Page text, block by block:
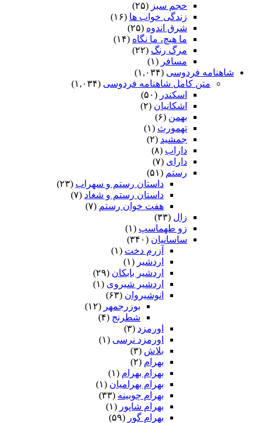
حجم سبز (۲۵)
زندگی خواب ها (۱۶)
شرق اندوه (۲۵)
ما هیچ، ما نگاه (۱۴)
مرگ رنگ (۲۲)
مسافر (۱)
شاهنامه فردوسی (۱,۰۳۴)
متن کامل شاهنامه فردوسی (۱,۰۳۴)
اسکندر (۵۰)
اشکانیان (۲)
بهمن (۶)
تهمورث (۱)
جمشید (۲)
داراب (۸)
دارای (۷)
رستم (۵۱)
داستان رستم و سهراب (۲۳)
داستان رستم و شغاد (۷)
هفت خوان رستم‏ (۷)
زال (۳۳)
زو طهماسپ‏ (۱)
ساسانیان (۳۴۰)
آزرم دخت (۱)
اردشیر (۱)
اردشیر بابکان (۲۹)
اردشیر شیروی (۱)
انوشیروان (۶۳)
بوزرجمهر (۱۲)
شطرنج (۴)
اورمزد (۳)
اورمزد نرسى‏ (۱)
بلاش (۳)
بهرام (۲)
بهرام بهرام (۱)
بهرام بهرامیان‏ (۱)
بهرام چوبینه (۳۳)
بهرام شاپور (۱)
بهرام گور (۵۹)